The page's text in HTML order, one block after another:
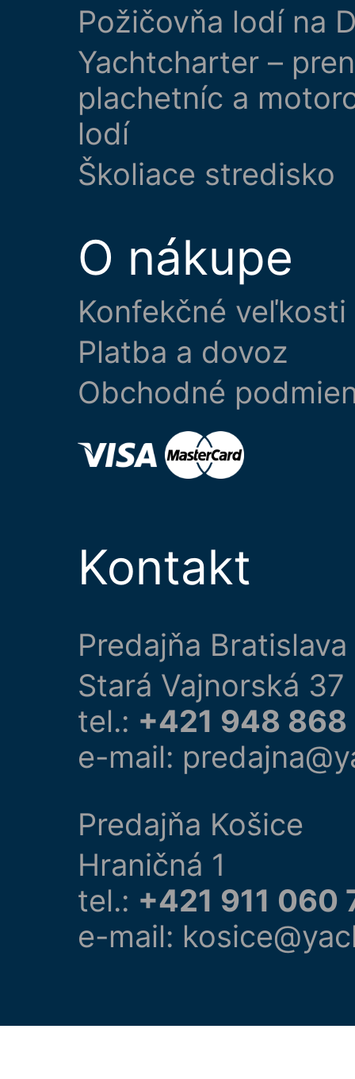
Požičovňa lodí na
Yachtcharter –
plachetníc a
lodí
Školiace stredisko
O nákupe
Konfekčné veľkosti
Platba a dovoz
Obchodné
Kontakt
Predajňa Bratislava
Stará Vajnorská 37
tel.: +421 948
e-mail:
Predajňa Košice
Hraničná 1
tel.: +421 911 060
e-mail: